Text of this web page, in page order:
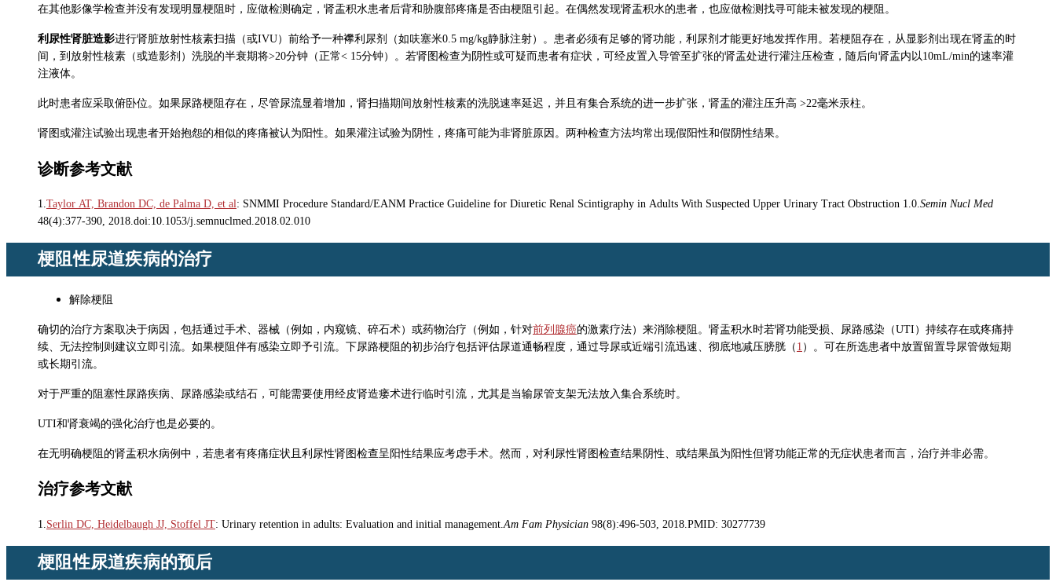
在其他影像学检查并没有发现明显梗阻时，应做检测确定，肾盂积水患者后背和胁腹部疼痛是否由梗阻引起。在偶然发现肾盂积水的患者，也应做检测找寻可能未被发现的梗阻。
利尿性肾脏造影进行肾脏放射性核素扫描（或IVU）前给予一种襻利尿剂（如呋塞米0.5 mg/kg静脉注射）。患者必须有足够的肾功能，利尿剂才能更好地发挥作用。若梗阻存在，从显影剂出现在肾盂的时
间，到放射性核素（或造影剂）洗脱的半衰期将>20分钟（正常< 15分钟）。若肾图检查为阴性或可疑而患者有症状，可经皮置入导管至扩张的肾盂处进行灌注压检查，随后向肾盂内以10mL/min的速率灌
注液体。
此时患者应采取俯卧位。如果尿路梗阻存在，尽管尿流显着增加，肾扫描期间放射性核素的洗脱速率延迟，并且有集合系统的进一步扩张，肾盂的灌注压升高 >22毫米汞柱。
肾图或灌注试验出现患者开始抱怨的相似的疼痛被认为阳性。如果灌注试验为阴性，疼痛可能为非肾脏原因。两种检查方法均常出现假阳性和假阴性结果。
诊断参考文献
1.Taylor AT, Brandon DC, de Palma D, et al: SNMMI Procedure Standard/EANM Practice Guideline for Diuretic Renal Scintigraphy in Adults With Suspected Upper Urinary Tract Obstruction 1.0.Semin Nucl Med
48(4):377-390, 2018.doi:10.1053/j.semnuclmed.2018.02.010
梗阻性尿道疾病的治疗
解除梗阻
确切的治疗方案取决于病因，包括通过手术、器械（例如，内窥镜、碎石术）或药物治疗（例如，针对前列腺癌的激素疗法）来消除梗阻。肾盂积水时若肾功能受损、尿路感染（UTI）持续存在或疼痛持
续、无法控制则建议立即引流。如果梗阻伴有感染立即予引流。下尿路梗阻的初步治疗包括评估尿道通畅程度，通过导尿或近端引流迅速、彻底地减压膀胱（ 1 ）。可在所选患者中放置留置导尿管做短期
或长期引流。
对于严重的阻塞性尿路疾病、尿路感染或结石，可能需要使用经皮肾造瘘术进行临时引流，尤其是当输尿管支架无法放入集合系统时。
UTI和肾衰竭的强化治疗也是必要的。
在无明确梗阻的肾盂积水病例中，若患者有疼痛症状且利尿性肾图检查呈阳性结果应考虑手术。然而，对利尿性肾图检查结果阴性、或结果虽为阳性但肾功能正常的无症状患者而言，治疗并非必需。
治疗参考文献
1. Serlin DC, Heidelbaugh JJ, Stoffel JT: Urinary retention in adults: Evaluation and initial management. Am Fam Physician 98(8):496-503, 2018.PMID: 30277739
梗阻性尿道疾病的预后